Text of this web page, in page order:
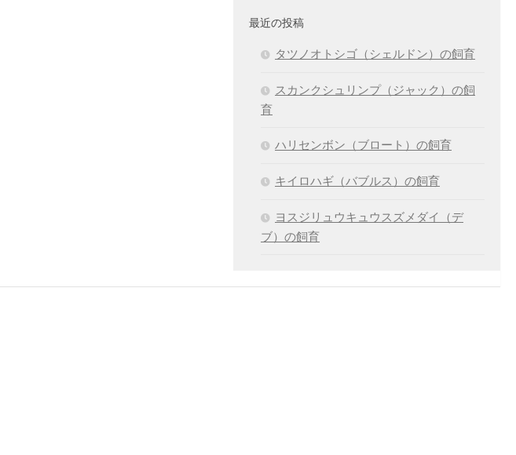
最近の投稿
タツノオトシゴ（シェルドン）の飼育
スカンクシュリンプ（ジャック）の飼
育
ハリセンボン（ブロート）の飼育
キイロハギ（バブルス）の飼育
ヨスジリュウキュウスズメダイ（デ
ブ）の飼育